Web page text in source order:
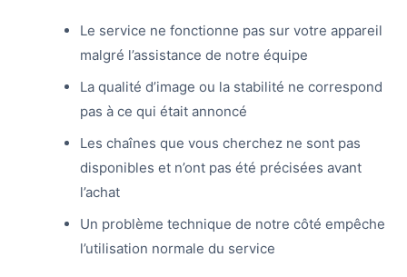
Le service ne fonctionne pas sur votre appareil
malgré l’assistance de notre équipe
La qualité d’image ou la stabilité ne correspond
pas à ce qui était annoncé
Les chaînes que vous cherchez ne sont pas
disponibles et n’ont pas été précisées avant
l’achat
Un problème technique de notre côté empêche
l’utilisation normale du service